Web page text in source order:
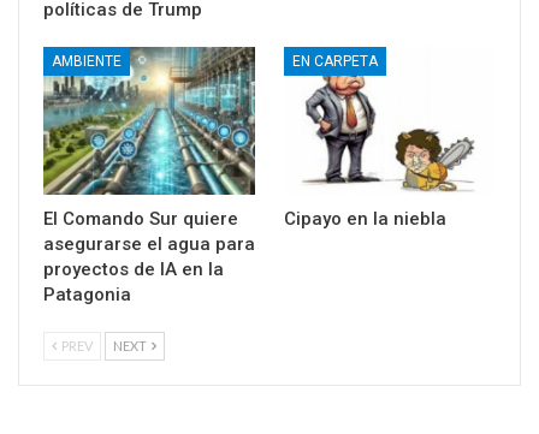
políticas de Trump
AMBIENTE
El Comando Sur quiere
asegurarse el agua para
proyectos de IA en la
Patagonia
EN CARPETA
Cipayo en la niebla
PREV NEXT